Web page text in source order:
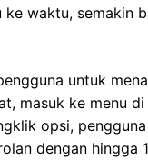
waktu, semakin
untuk
masuk ke menu
opsi,
dengan hingga